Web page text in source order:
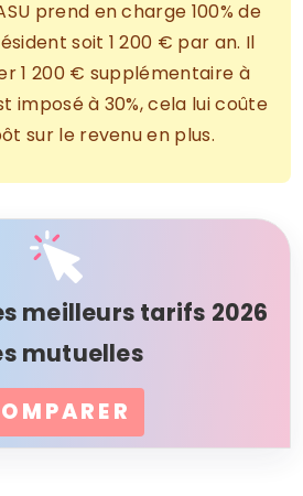
prend en charge 100% de
soit 1 200 € par an. Il
1 200 € supplémentaire à
imposé à 30%, cela lui coûte
sur le revenu en plus.
meilleurs tarifs 2026
mutuelles